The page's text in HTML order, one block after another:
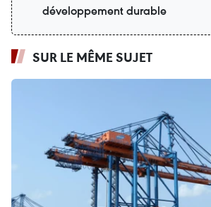
développement durable
SUR LE MÊME SUJET